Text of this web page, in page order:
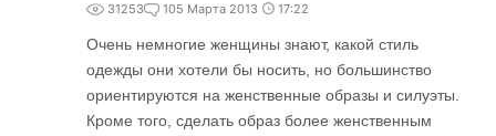
31253 105 Марта 2013 17:22
Очень немногие женщины знают, какой стиль
одежды они хотели бы носить, но большинство
ориентируются на женственные образы и силуэты.
Кроме того, сделать образ более женственным